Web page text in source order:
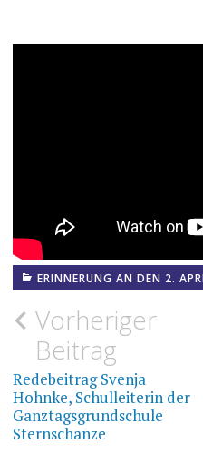
ERINNERUNG AN DEN 2.
Vorheriger
Beitrag
Redebeitrag Svenja
Hohnke, Schulleiterin der
Ganztagsgrundschule
Sternschanze